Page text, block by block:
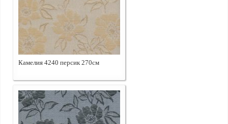
Камелия 4240 персик 270см